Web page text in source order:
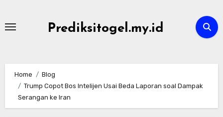
Prediksitogel.my.id
Home
Blog
Trump Copot Bos Intelijen Usai Beda Laporan soal Dampak
Serangan ke Iran